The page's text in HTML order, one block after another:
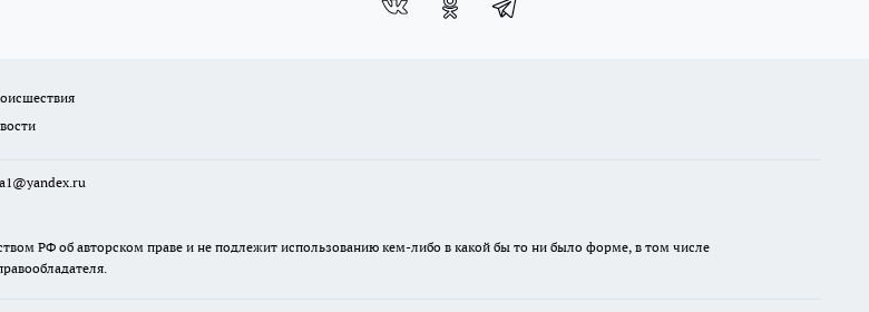
РФ об авторском праве и не подлежит использованию кем-либо в какой бы то ни было форме, в том числе